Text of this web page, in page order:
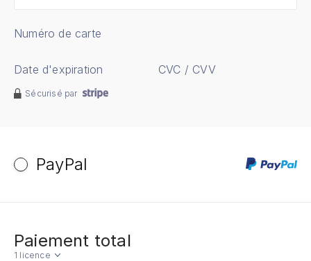
Numéro de carte
Date d'expiration CVC / CVV
Sécurisé par
PayPal
Paiement total
1 licence